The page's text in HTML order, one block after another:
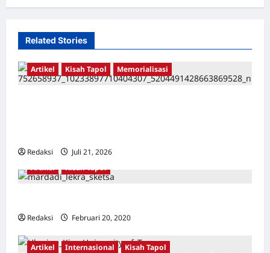
Related Stories
Artikel Kisah Tapol Memorialisasi
Redaksi Juli 21, 2026
Artikel
Kisah Tapol
Redaksi Februari 20, 2020
Artikel Internasional Kisah Tapol